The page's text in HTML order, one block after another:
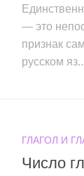
— это
признак
русском
ГЛАГОЛ И
Число